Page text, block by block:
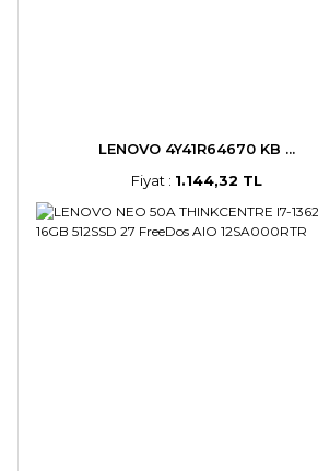
LENOVO 4Y41R64670 KB ...
Fiyat : 1.144,32 TL